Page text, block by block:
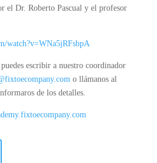
el Dr. Roberto Pascual y el profesor
watch?v=WNa5jRFsbpA
escribir a nuestro coordinador
o llámanos al
de los detalles.